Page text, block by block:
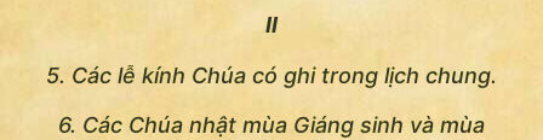
II
5. Các lễ kính Chúa có ghi trong lịch chung.
6. Các Chúa nhật mùa Giáng sinh và mùa